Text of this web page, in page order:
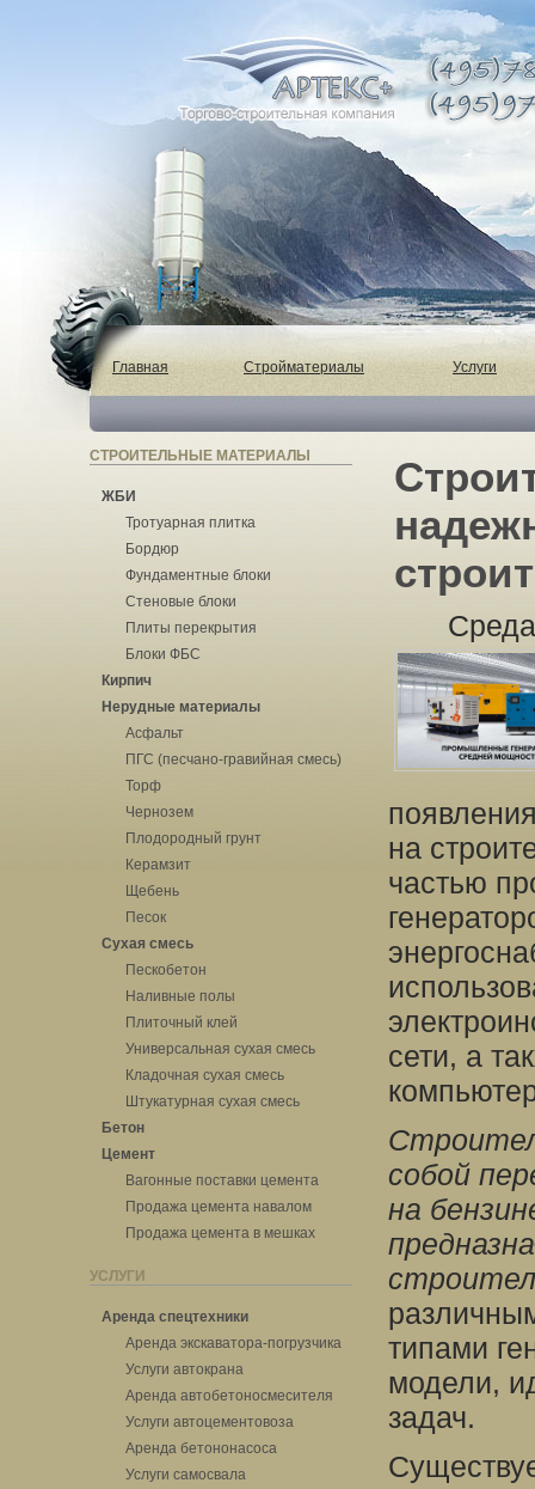
Главная Стройматериалы Услуги
СТРОИТЕЛЬНЫЕ МАТЕРИАЛЫ
ЖБИ
Тротуарная плитка
Бордюр
Фундаментные блоки
Стеновые блоки
Плиты перекрытия
Блоки ФБС
Кирпич
Нерудные материалы
Асфальт
ПГС (песчано-гравийная смесь)
Торф
Чернозем
Плодородный грунт
Керамзит
Щебень
Песок
Сухая смесь
Пескобетон
Наливные полы
Плиточный клей
Универсальная сухая смесь
Кладочная сухая смесь
Штукатурная сухая смесь
Бетон
Цемент
Вагонные поставки цемента
Продажа цемента навалом
Продажа цемента в мешках
УСЛУГИ
Аренда спецтехники
Аренда экскаватора-погрузчика
Услуги автокрана
Аренда автобетоносмесителя
Услуги автоцементовоза
Аренда бетононасоса
Услуги самосвала
на
частью
сети, а
собой
на
типами
модели,
задач.